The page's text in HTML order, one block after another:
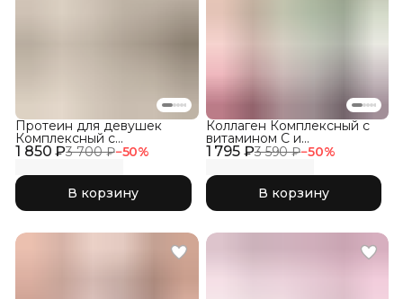
1 850 ₽3 700 ₽−50%
Протеин для девушек
Комплексный с
Коллагеном, Кокос
В корзину
1 795 ₽3 590 ₽−50%
Коллаген Комплексный с
витамином C и
гиалуроновой кислотой,
В корзину